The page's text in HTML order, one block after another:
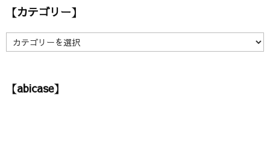
イ【カテゴリー】
【
カ
リ【abicase】